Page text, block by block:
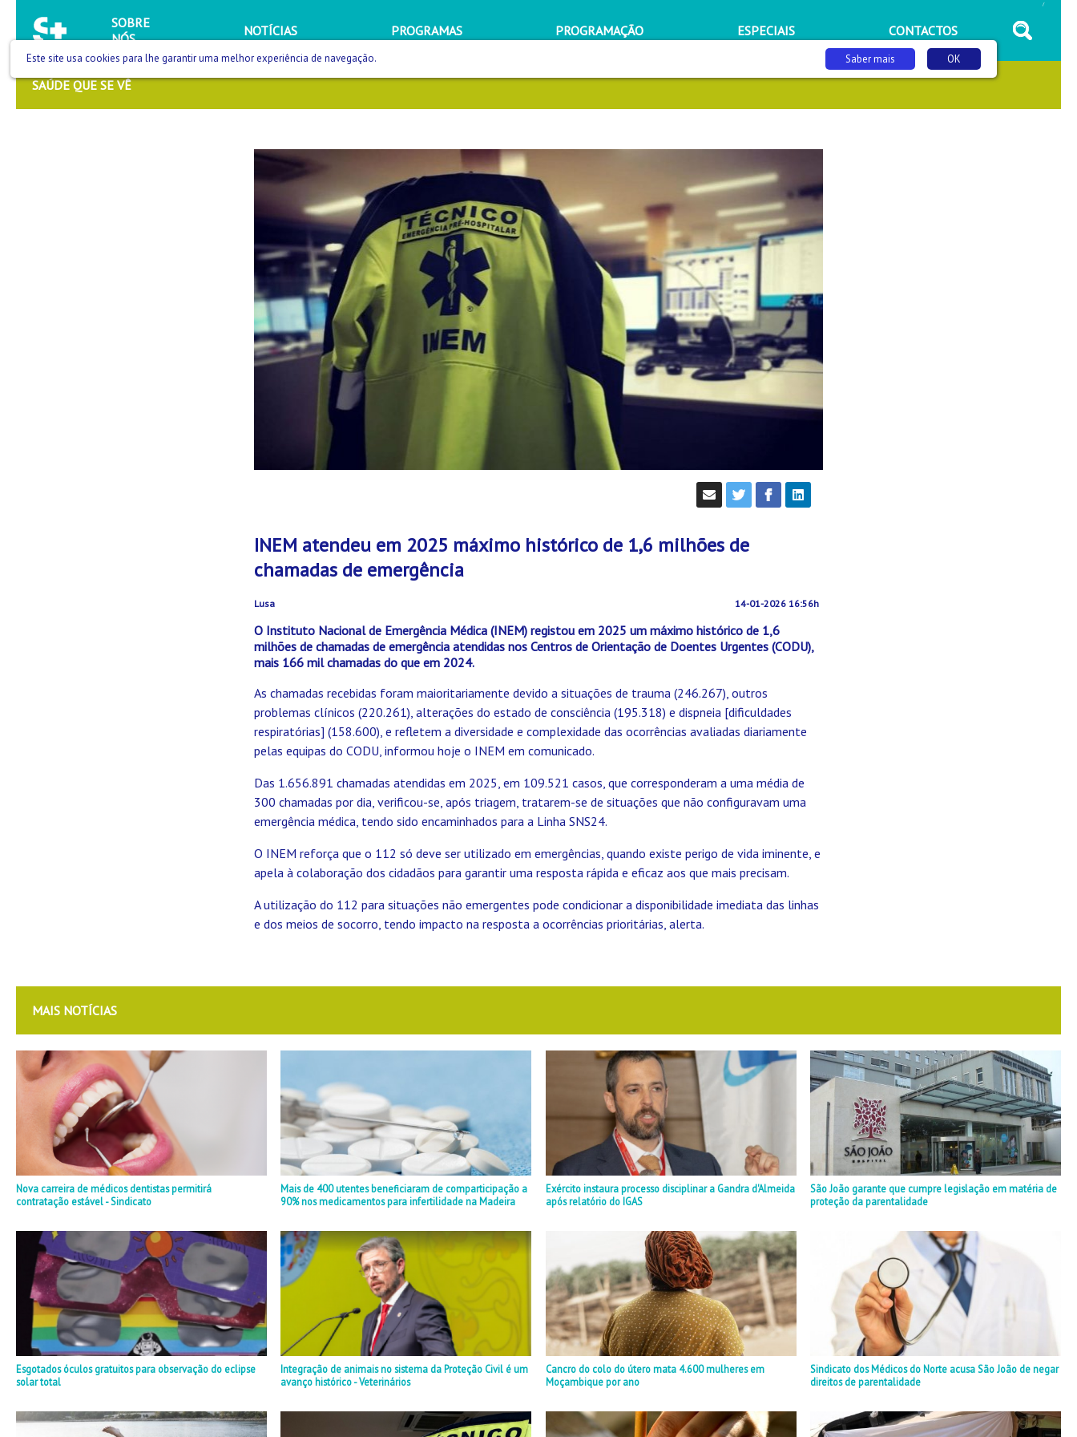
SOBRE
NÓS
NOTÍCIAS PROGRAMAS PROGRAMAÇÃO ESPECIAIS CONTACTOS
/
SAÚDE QUE SE VÊ
INEM atendeu em 2025 máximo histórico de 1,6 milhões de
chamadas de emergência
Lusa 14-01-2026 16:56h
O Instituto Nacional de Emergência Médica (INEM) registou em 2025 um máximo histórico de 1,6
milhões de chamadas de emergência atendidas nos Centros de Orientação de Doentes Urgentes (CODU),
mais 166 mil chamadas do que em 2024.
As chamadas recebidas foram maioritariamente devido a situações de trauma (246.267), outros
problemas clínicos (220.261), alterações do estado de consciência (195.318) e dispneia [dificuldades
respiratórias] (158.600), e refletem a diversidade e complexidade das ocorrências avaliadas diariamente
pelas equipas do CODU, informou hoje o INEM em comunicado.
Das 1.656.891 chamadas atendidas em 2025, em 109.521 casos, que corresponderam a uma média de
300 chamadas por dia, verificou-se, após triagem, tratarem-se de situações que não configuravam uma
emergência médica, tendo sido encaminhados para a Linha SNS24.
O INEM reforça que o 112 só deve ser utilizado em emergências, quando existe perigo de vida iminente, e
apela à colaboração dos cidadãos para garantir uma resposta rápida e eficaz aos que mais precisam.
A utilização do 112 para situações não emergentes pode condicionar a disponibilidade imediata das linhas
e dos meios de socorro, tendo impacto na resposta a ocorrências prioritárias, alerta.
MAIS NOTÍCIAS
Nova carreira de médicos dentistas permitirá
contratação estável - Sindicato
Mais de 400 utentes beneficiaram de comparticipação a
90% nos medicamentos para infertilidade na Madeira
Exército instaura processo disciplinar a Gandra d'Almeida
após relatório do IGAS
São João garante que cumpre legislação em matéria de
proteção da parentalidade
Esgotados óculos gratuitos para observação do eclipse
solar total
Integração de animais no sistema da Proteção Civil é um
avanço histórico - Veterinários
Cancro do colo do útero mata 4.600 mulheres em
Moçambique por ano
Sindicato dos Médicos do Norte acusa São João de negar
direitos de parentalidade
Este site usa cookies para lhe garantir uma melhor experiência de navegação. OK
Saber mais